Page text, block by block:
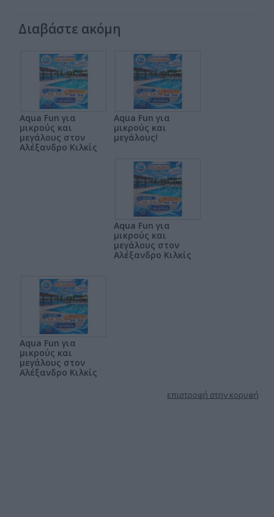
Διαβάστε ακόμη
Aqua Fun για
μικρούς και
μεγάλους στον
Αλέξανδρο Κιλκίς
Aqua Fun για
μικρούς και
μεγάλους!
Aqua Fun για
μικρούς και
μεγάλους στον
Αλέξανδρο Κιλκίς
Aqua Fun για
μικρούς και
μεγάλους στον
Αλέξανδρο Κιλκίς
επιστροφή στην κορυφή